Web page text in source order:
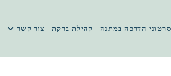
סרטוני הדרכה במתנה קהילת ברקת צור קשר